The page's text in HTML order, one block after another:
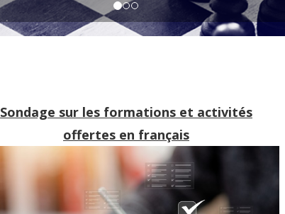
Sondage sur les formations et activités
offertes en français